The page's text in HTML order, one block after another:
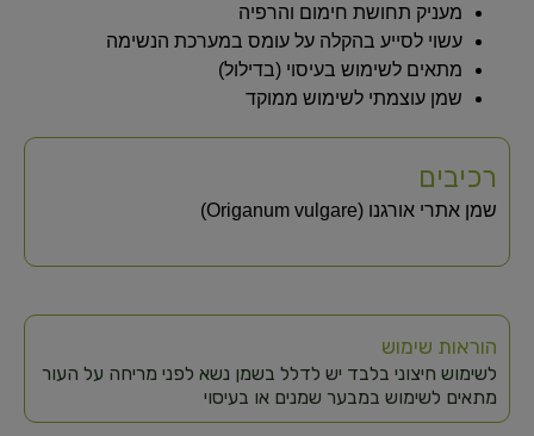
מעניק תחושת חימום והרפיה
עשוי לסייע בהקלה על עומס במערכת הנשימה
מתאים לשימוש בעיסוי (בדילול)
שמן עוצמתי לשימוש ממוקד
רכיבים
שמן אתרי אורגנו (Origanum vulgare)
הוראות שימוש
לשימוש חיצוני בלבד יש לדלל בשמן נשא לפני מריחה על העור
מתאים לשימוש במבער שמנים או בעיסוי